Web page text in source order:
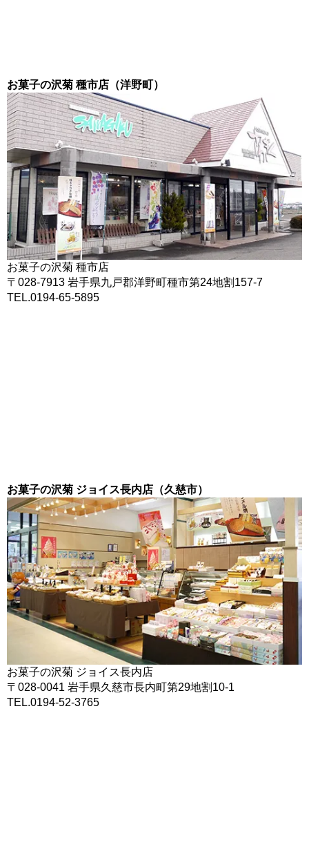
お菓子の沢菊 種市店（洋野町）
お菓子の沢菊 種市店
〒028-7913 岩手県九戸郡洋野町種市第24地割157-7
TEL.0194-65-5895
お菓子の沢菊 ジョイス長内店（久慈市）
お菓子の沢菊 ジョイス長内店
〒028-0041 岩手県久慈市長内町第29地割10-1
TEL.0194-52-3765